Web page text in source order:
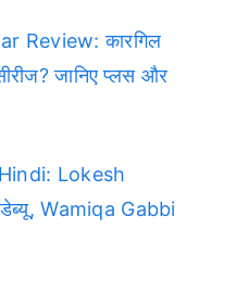
Review: कारगिल
जानिए प्लस और
Lokesh
Wamiqa Gabbi